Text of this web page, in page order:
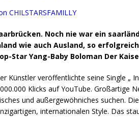
CHILSTARSFAMILLY
Noch nie war ein
wie auch Ausland, so
Star Yang-Baby Boloman Der
Künstler veröffentlichte seine Single „
Klicks auf YouTube. Großartige
und außergewöhniches suchen.
internationalen Style. Das